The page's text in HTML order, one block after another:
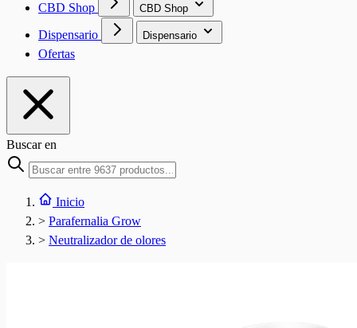
CBD Shop CBD Shop
Dispensario Dispensario
Ofertas
Buscar en
Inicio
> Parafernalia Grow
> Neutralizador de olores